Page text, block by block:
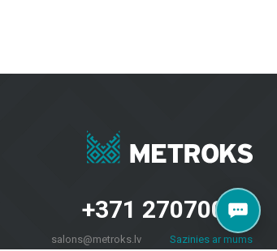
+371 27070040
salons@metroks.lv Sazinies ar mums